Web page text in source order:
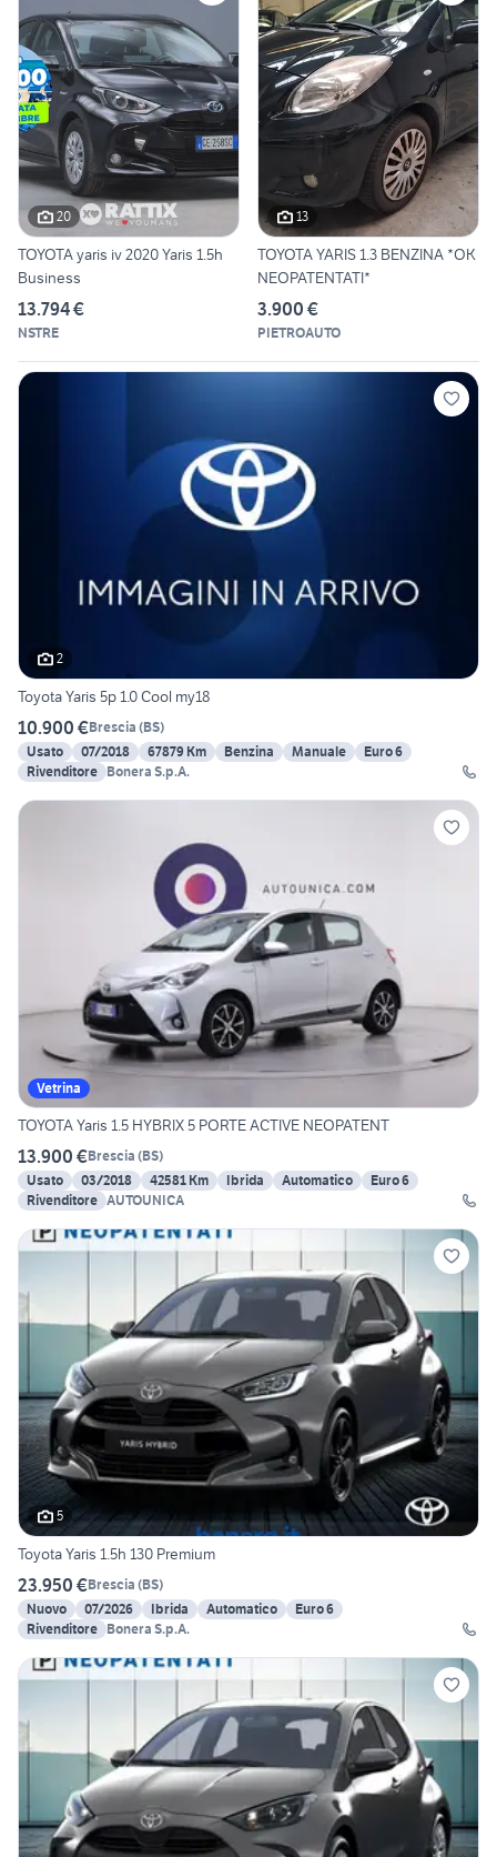
20
TOYOTA yaris iv 2020 Yaris 1.5h
Business
13.794 €
NSTRE
13
TOYOTA YARIS 1.3 BENZINA *OK
NEOPATENTATI*
3.900 €
PIETROAUTO
2
Toyota Yaris 5p 1.0 Cool my18
10.900 €Brescia (BS)
Usato
07/2018 67879 Km Benzina Manuale
Euro 6
Rivenditore Bonera S.p.A.
Vetrina
TOYOTA Yaris 1.5 HYBRIX 5 PORTE ACTIVE NEOPATENT
13.900 €Brescia (BS)
Usato
03/2018 42581 Km Ibrida Automatico
Euro 6
Rivenditore AUTOUNICA
5
Toyota Yaris 1.5h 130 Premium
23.950 €Brescia (BS)
Nuovo
07/2026 Ibrida Automatico
Euro 6
Rivenditore Bonera S.p.A.